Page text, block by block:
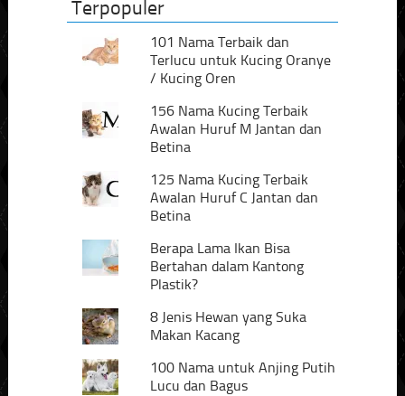
Terpopuler
101 Nama Terbaik dan
Terlucu untuk Kucing Oranye
/ Kucing Oren
156 Nama Kucing Terbaik
Awalan Huruf M Jantan dan
Betina
125 Nama Kucing Terbaik
Awalan Huruf C Jantan dan
Betina
Berapa Lama Ikan Bisa
Bertahan dalam Kantong
Plastik?
8 Jenis Hewan yang Suka
Makan Kacang
100 Nama untuk Anjing Putih
Lucu dan Bagus